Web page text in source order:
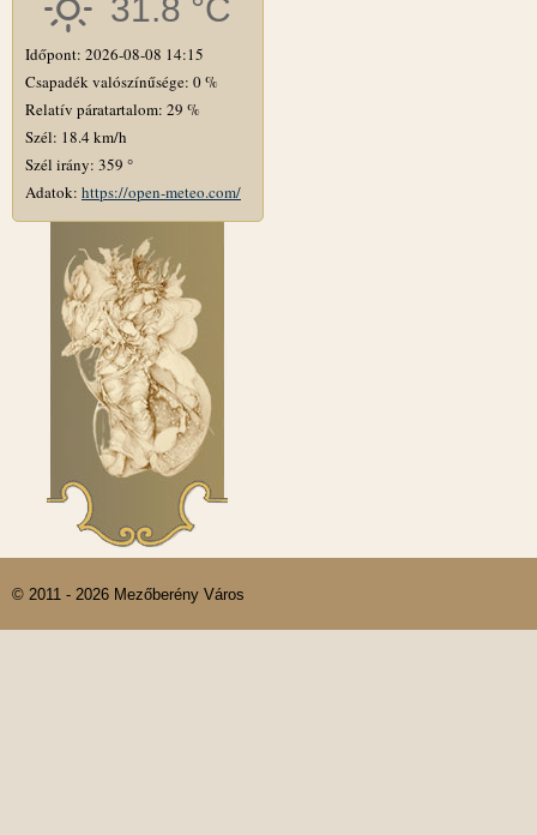
31.8 °C
Időpont: 2026-08-08 14:15
Csapadék valószínűsége: 0 %
Relatív páratartalom: 29 %
Szél: 18.4 km/h
Szél irány: 359 °
Adatok: https://open-meteo.com/
© 2011 - 2026 Mezőberény Város